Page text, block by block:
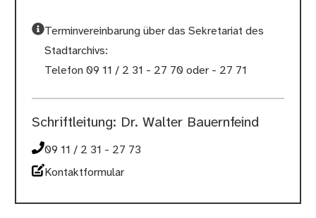
Terminvereinbarung über das Sekretariat des
Stadtarchivs:
Telefon 09 11 / 2 31 - 27 70 oder - 27 71
Schriftleitung: Dr. Walter Bauernfeind
09 11 / 2 31 - 27 73
Kontaktformular